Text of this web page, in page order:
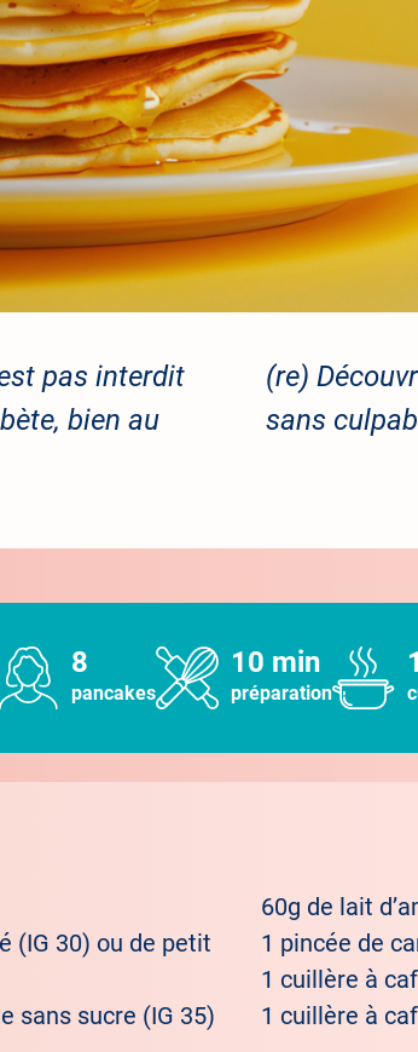
pas interdit
bien au
(re)
sans
8
pancakes
10 min
préparation
(IG 30) ou de petit
sans sucre (IG 35)
60g de lait
1 pincée de
1 cuillère à
1 cuillère à